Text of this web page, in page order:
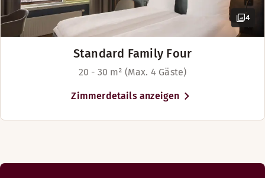
4
Standard Family Four
20 - 30 m² (Max. 4 Gäste)
Zimmerdetails anzeigen